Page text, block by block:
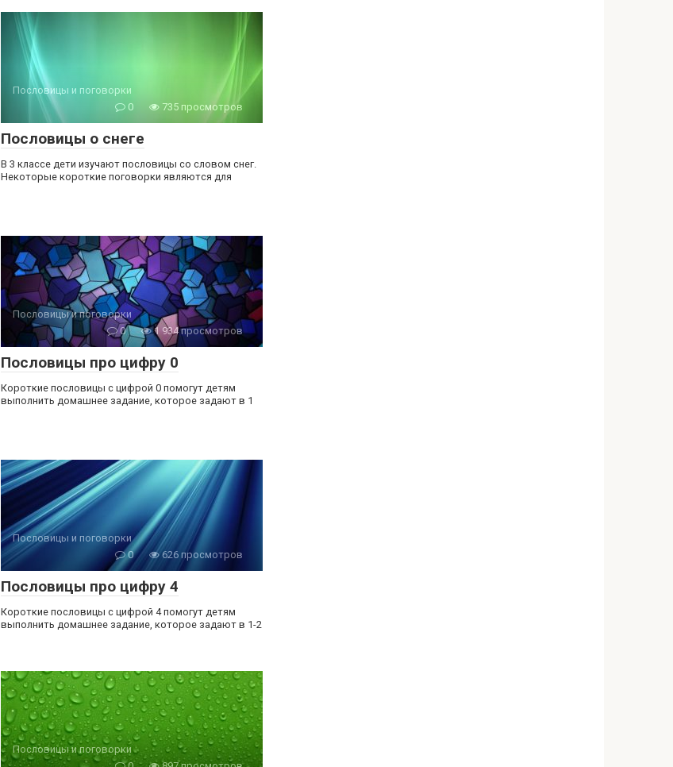
Пословицы и поговорки
0
735 просмотров
Пословицы о снеге
В 3 классе дети изучают пословицы со словом снег.
Некоторые короткие поговорки являются для
Пословицы и поговорки
0
1 934 просмотров
Пословицы про цифру 0
Короткие пословицы с цифрой 0 помогут детям
выполнить домашнее задание, которое задают в 1
Пословицы и поговорки
0
626 просмотров
Пословицы про цифру 4
Короткие пословицы с цифрой 4 помогут детям
выполнить домашнее задание, которое задают в 1-2
Пословицы и поговорки